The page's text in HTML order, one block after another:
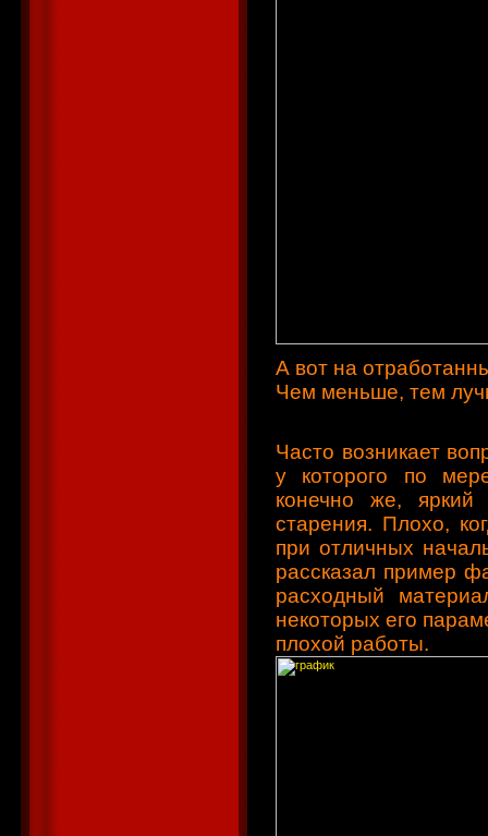
А вот на
Чем меньше, тем
Часто возникает
у которого по
конечно же,
старения. Плохо,
при отличных
рассказал пример
расходный
некоторых его
плохой работы.